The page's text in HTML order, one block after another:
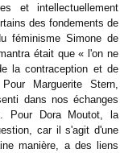
et intellectuellement
des fondements de
féminisme Simone de
était que « l'on ne
la contraception et de
Marguerite Stern,
dans nos échanges
Pour Dora Moutot, la
car il s'agit d'une
manière, a des liens